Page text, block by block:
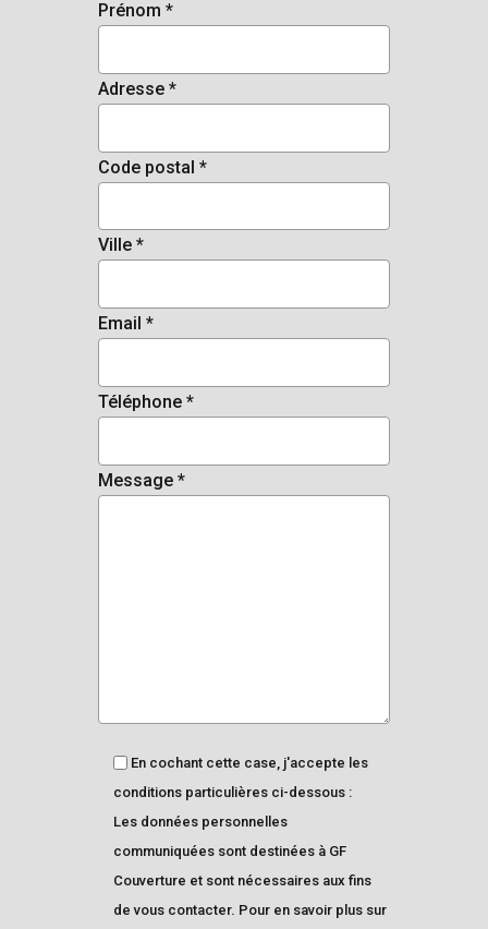
Prénom *
Adresse *
Code postal *
Ville *
Email *
Téléphone *
Message *
En cochant cette case, j'accepte les
conditions particulières ci-dessous :
Les données personnelles
communiquées sont destinées à GF
Couverture et sont nécessaires aux fins
de vous contacter. Pour en savoir plus sur